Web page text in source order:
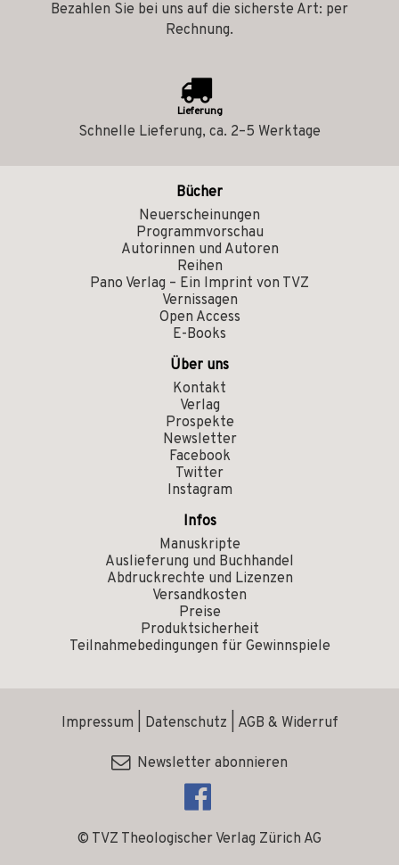
Bezahlen Sie bei uns auf die sicherste Art: per
Rechnung.
Lieferung
Schnelle Lieferung, ca. 2–5 Werktage
Bücher
Neuerscheinungen
Programmvorschau
Autorinnen und Autoren
Reihen
Pano Verlag – Ein Imprint von TVZ
Vernissagen
Open Access
E-Books
Über uns
Kontakt
Verlag
Prospekte
Newsletter
Facebook
Twitter
Instagram
Infos
Manuskripte
Auslieferung und Buchhandel
Abdruckrechte und Lizenzen
Versandkosten
Preise
Produktsicherheit
Teilnahmebedingungen für Gewinnspiele
© TVZ Theologischer Verlag Zürich AG
Impressum Datenschutz AGB & Widerruf
Newsletter abonnieren